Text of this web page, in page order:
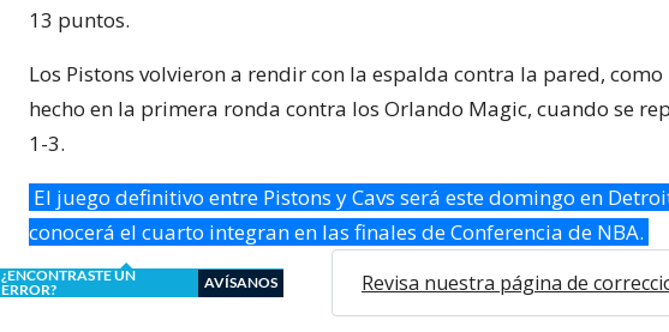
13 puntos.
Los Pistons volvieron a rendir con la espalda contra la pared,
hecho en la primera ronda contra los Orlando Magic, cuando se
1-3.
El juego definitivo entre Pistons y Cavs será este domingo en
conocerá el cuarto integran en las finales de Conferencia de NBA.
¿ENCONTRASTE UN
ERROR?
AVÍSANOS Revisa nuestra página de